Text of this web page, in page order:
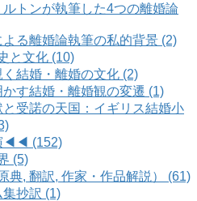
ルトンが執筆した4つの離婚論
よる離婚論執筆の私的背景 (2)
と文化 (10)
く結婚・離婚の文化 (2)
かす結婚・離婚観の変遷 (1)
受諾の天国：イギリス結婚小
◀◀ (152)
(5)
典, 翻訳, 作家・作品解説） (61)
抄訳 (1)